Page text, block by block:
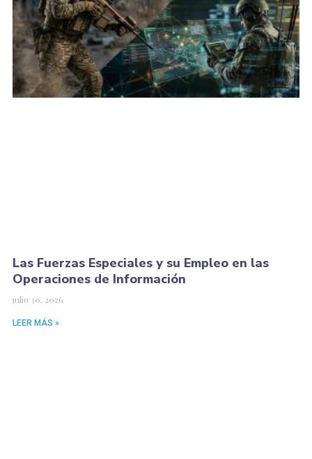
Las Fuerzas Especiales y su Empleo en las
Operaciones de Información
julio 30, 2026
LEER MÁS »